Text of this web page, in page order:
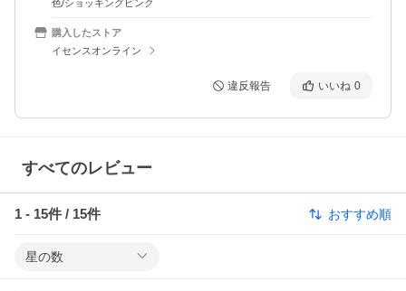
色/ショッキングピンク
購入したストア
イセンスオンライン
違反報告 いいね 0
すべてのレビュー
1 - 15件 / 15件 おすすめ順
星の数